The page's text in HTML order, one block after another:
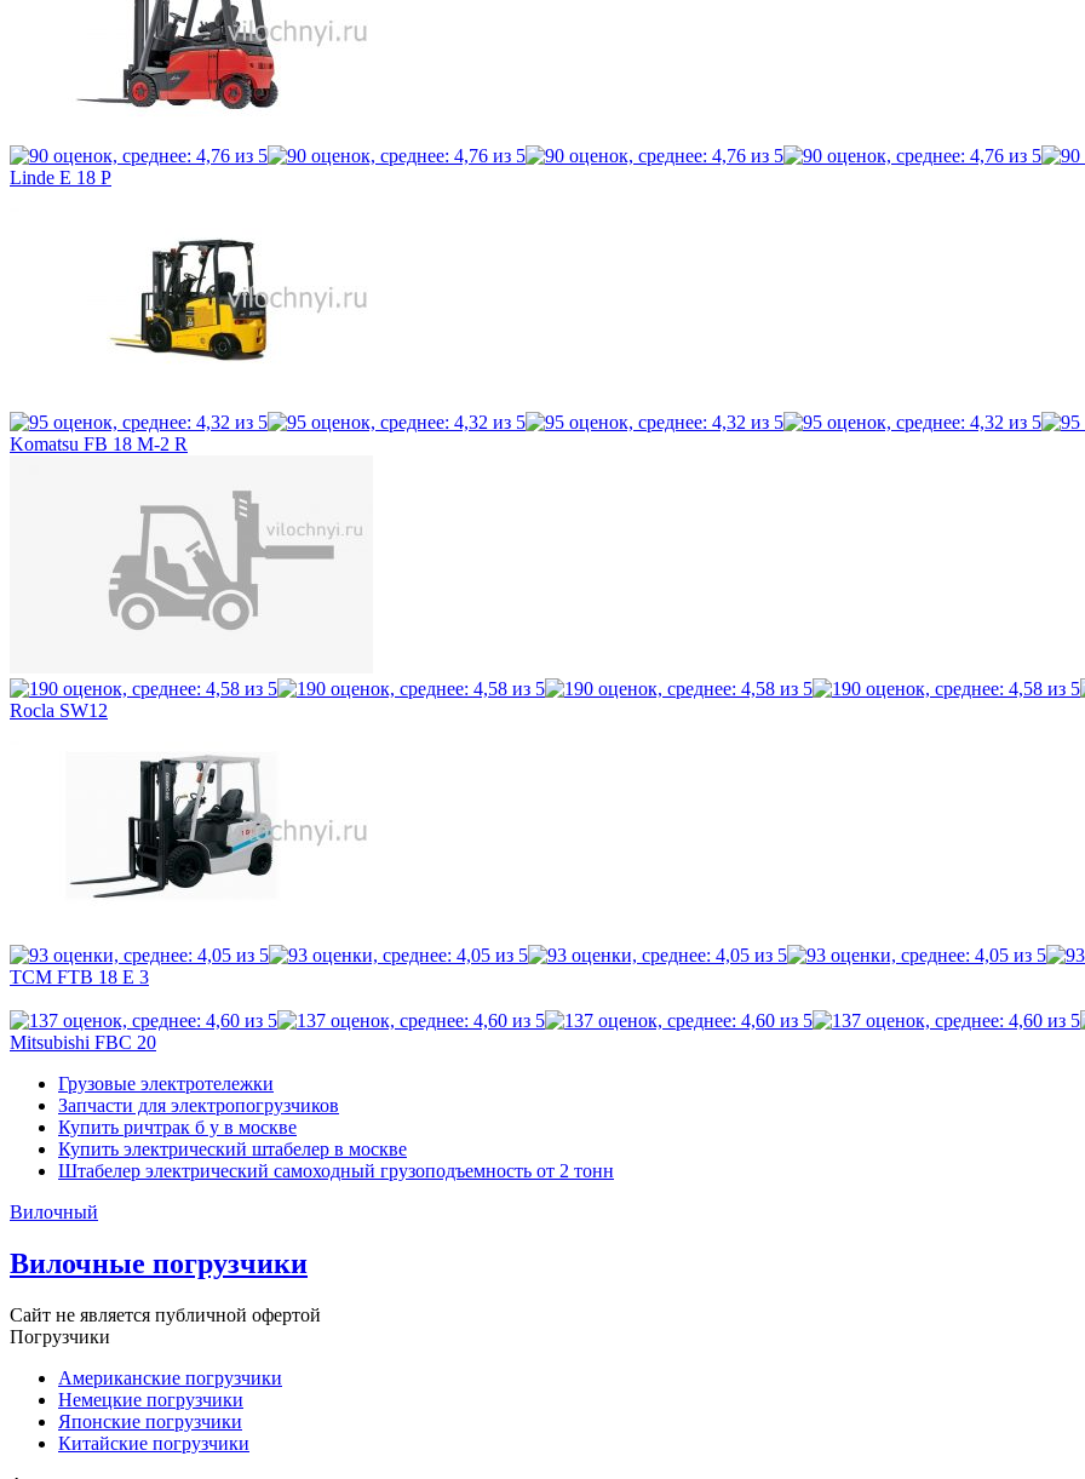
Linde E 18 P
Komatsu FB 18 M-2 R
Rocla SW12
TCM FTB 18 E 3
Mitsubishi FBC 20
Грузовые электротележки
Запчасти для электропогрузчиков
Купить ричтрак б у в москве
Купить электрический штабелер в москве
Штабелер электрический самоходный грузоподъемность от 2 тонн
Вилочный
Вилочные погрузчики
Сайт не является публичной офертой
Погрузчики
Американские погрузчики
Немецкие погрузчики
Японские погрузчики
Китайские погрузчики